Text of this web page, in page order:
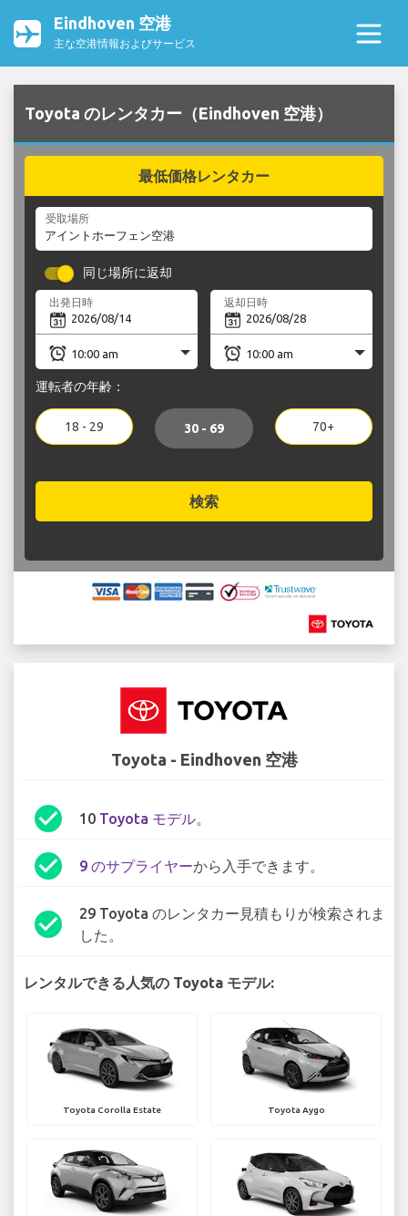
Eindhoven 空港
主な空港情報およびサービス
Toyota のレンタカー（Eindhoven 空港）
最低価格レンタカー
受取場所
同じ場所に返却
出発日時 返却日時
運転者の年齢：
18 - 29 30 - 69 70+
検索
Toyota - Eindhoven 空港
check_circle 10 Toyota モデル。
check_circle 9 のサプライヤーから入手できます。
check_circle
29 Toyota のレンタカー見積もりが検索されま
した。
レンタルできる人気の Toyota モデル:
Toyota Corolla Estate Toyota Aygo